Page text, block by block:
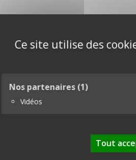
Ce site utilise des
Nos partenaires(1)
Vidéos
Tout
et locale de
pas venir les sapins de
le respect de leur cycle naturel,
livrés dans la Région Auvergne-
ou des plateformes
:
Votre sapin est coupé au